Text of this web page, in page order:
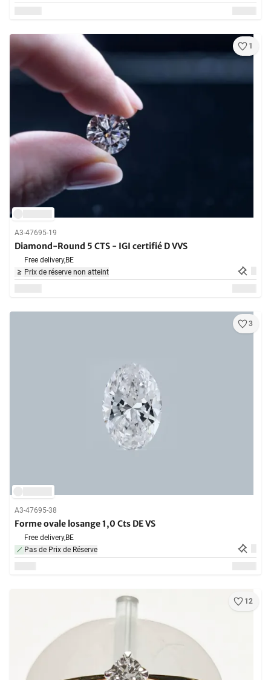
1
A3-47695-19
Diamond-Round 5 CTS - IGI certifié D VVS
Free delivery,BE
Prix de réserve non atteint
3
A3-47695-38
Forme ovale losange 1,0 Cts DE VS
Free delivery,BE
Pas de Prix de Réserve
12